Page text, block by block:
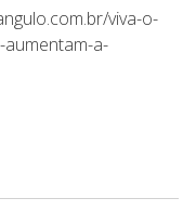
viva-o-
a-